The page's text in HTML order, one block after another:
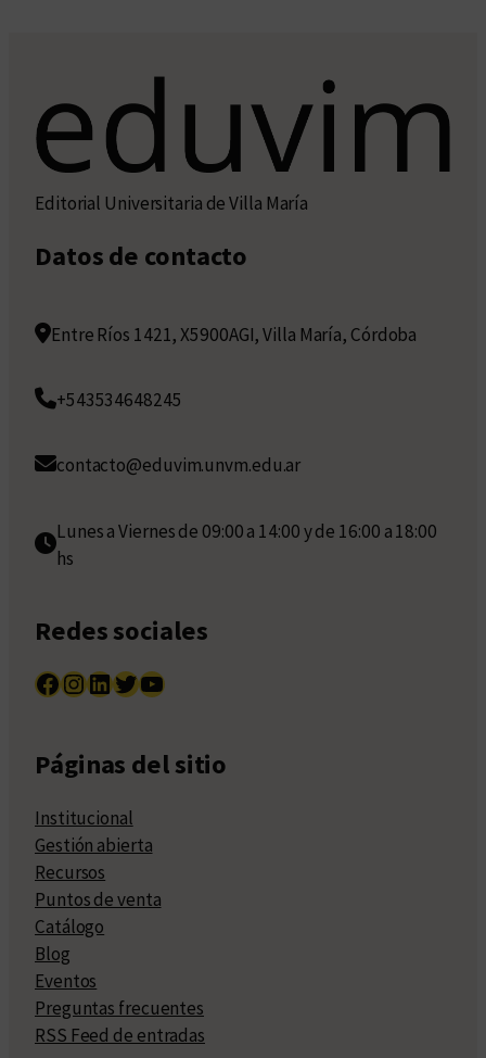
Editorial Universitaria de Villa María
Datos de contacto
Entre Ríos 1421, X5900AGI, Villa María, Córdoba
+543534648245
contacto@eduvim.unvm.edu.ar
Lunes a Viernes de 09:00 a 14:00 y de 16:00 a 18:00
hs
Redes sociales
Facebook InstagramLinkedIn Twitter YouTube
Páginas del sitio
Institucional
Gestión abierta
Recursos
Puntos de venta
Catálogo
Blog
Eventos
Preguntas frecuentes
RSS Feed de entradas